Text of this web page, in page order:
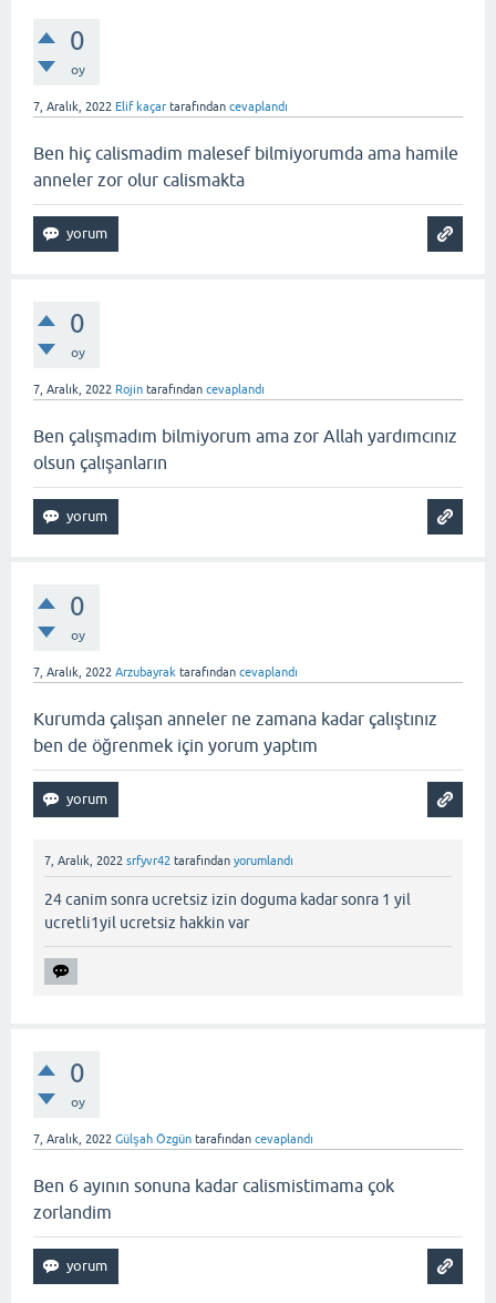
0
oy
7, Aralık, 2022 Elif kaçar tarafından cevaplandı
Ben hiç calismadim malesef bilmiyorumda ama hamile
anneler zor olur calismakta
0
oy
7, Aralık, 2022 Rojin tarafından cevaplandı
Ben çalışmadım bilmiyorum ama zor Allah yardımcınız
olsun çalışanların
0
oy
7, Aralık, 2022 Arzubayrak tarafından cevaplandı
Kurumda çalışan anneler ne zamana kadar çalıştınız
ben de öğrenmek için yorum yaptım
7, Aralık, 2022 srfyvr42 tarafından yorumlandı
24 canim sonra ucretsiz izin doguma kadar sonra 1 yil
ucretli1yil ucretsiz hakkin var
0
oy
7, Aralık, 2022 Gülşah Özgün tarafından cevaplandı
Ben 6 ayının sonuna kadar calismistimama çok
zorlandim